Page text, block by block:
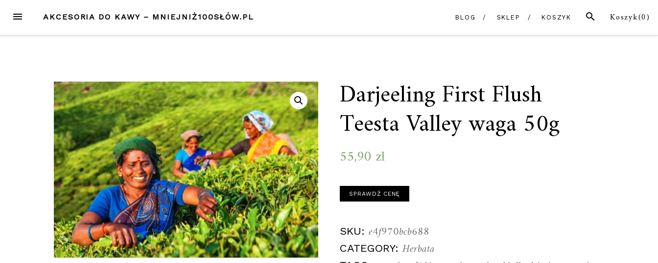
treści
MENU Koszyk(0)
SZUKAJ
AKCESORIA DO KAWY – MNIEJNIŻ100SŁÓW.PL BLOG SKLEP KOSZYK
Darjeeling First Flush
Teesta Valley waga 50g
55,90 zł
SPRAWDŹ CENĘ
SKU:e4f970bcb688
CATEGORY:Herbata